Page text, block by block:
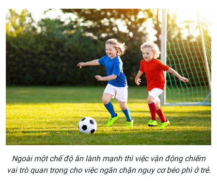
Ngoài một chế độ ăn lành mạnh thì việc vận động chiếm
vai trò quan trọng cho việc ngăn chặn nguy cơ béo phì ở trẻ.